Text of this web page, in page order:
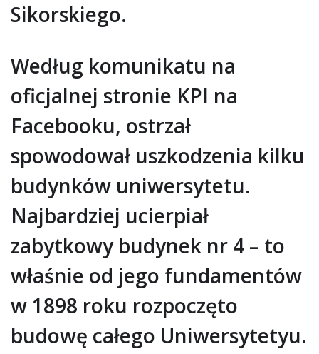
Sikorskiego.
Według komunikatu na
oficjalnej stronie KPI na
Facebooku, ostrzał
spowodował uszkodzenia kilku
budynków uniwersytetu.
Najbardziej ucierpiał
zabytkowy budynek nr 4 – to
właśnie od jego fundamentów
w 1898 roku rozpoczęto
budowę całego Uniwersytetyu.